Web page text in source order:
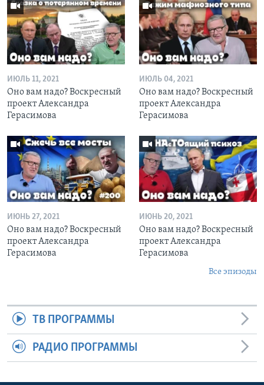
ИЮЛЬ 11, 2021
Оно вам надо? Воскресный
проект Александра
Герасимова
ИЮЛЬ 04, 2021
Оно вам надо? Воскресный
проект Александра
Герасимова
ИЮНЬ 27, 2021
Оно вам надо? Воскресный
проект Александра
Герасимова
ИЮНЬ 20, 2021
Оно вам надо? Воскресный
проект Александра
Герасимова
Все эпизоды
ТВ ПРОГРАММЫ
РАДИО ПРОГРАММЫ